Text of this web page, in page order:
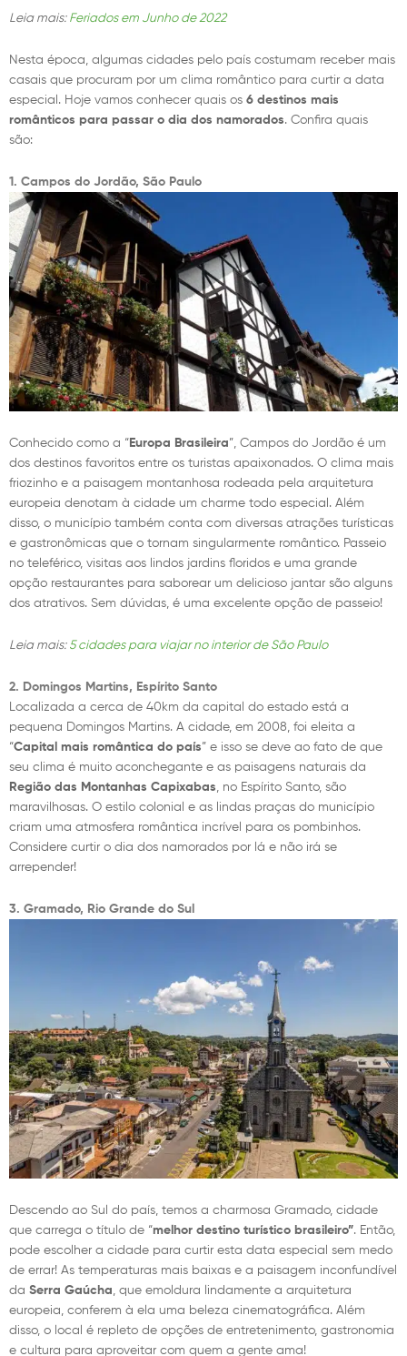
Leia mais: Feriados em Junho de 2022
Nesta época, algumas cidades pelo país costumam receber mais
casais que procuram por um clima romântico para curtir a data
especial. Hoje vamos conhecer quais os 6 destinos mais
românticos para passar o dia dos namorados. Confira quais
são:
1. Campos do Jordão, São Paulo
Conhecido como a “ Europa Brasileira”, Campos do Jordão é um
dos destinos favoritos entre os turistas apaixonados. O clima mais
friozinho e a paisagem montanhosa rodeada pela arquitetura
europeia denotam à cidade um charme todo especial. Além
disso, o município também conta com diversas atrações turísticas
e gastronômicas que o tornam singularmente romântico. Passeio
no teleférico, visitas aos lindos jardins floridos e uma grande
opção restaurantes para saborear um delicioso jantar são alguns
dos atrativos. Sem dúvidas, é uma excelente opção de passeio!
Leia mais: 5 cidades para viajar no interior de São Paulo
2. Domingos Martins, Espírito Santo
Localizada a cerca de 40km da capital do estado está a
pequena Domingos Martins. A cidade, em 2008, foi eleita a
“Capital mais romântica do país” e isso se deve ao fato de que
seu clima é muito aconchegante e as paisagens naturais da
Região das Montanhas Capixabas, no Espírito Santo, são
maravilhosas. O estilo colonial e as lindas praças do município
criam uma atmosfera romântica incrível para os pombinhos.
Considere curtir o dia dos namorados por lá e não irá se
arrepender!
3. Gramado, Rio Grande do Sul
Descendo ao Sul do país, temos a charmosa Gramado, cidade
que carrega o título de “melhor destino turístico brasileiro”. Então,
pode escolher a cidade para curtir esta data especial sem medo
de errar! As temperaturas mais baixas e a paisagem inconfundível
da Serra Gaúcha, que emoldura lindamente a arquitetura
europeia, conferem à ela uma beleza cinematográfica. Além
disso, o local é repleto de opções de entretenimento, gastronomia
e cultura para aproveitar com quem a gente ama!